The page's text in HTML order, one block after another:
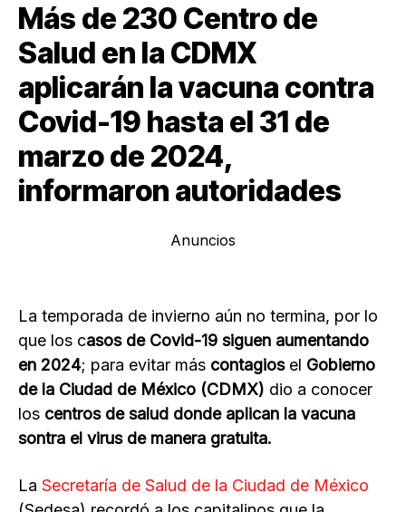
Más de 230 Centro de
Salud en la CDMX
aplicarán la vacuna contra
Covid-19 hasta el 31 de
marzo de 2024,
informaron autoridades
Anuncios
La temporada de invierno aún no termina, por lo
que los casos de Covid-19 siguen aumentando
en 2024; para evitar más contagiosel Gobierno
de la Ciudad de México (CDMX) dio a conocer
los centros de salud donde aplican la vacuna
sontra el virus de manera gratuita.
La Secretaría de Salud de la Ciudad de México